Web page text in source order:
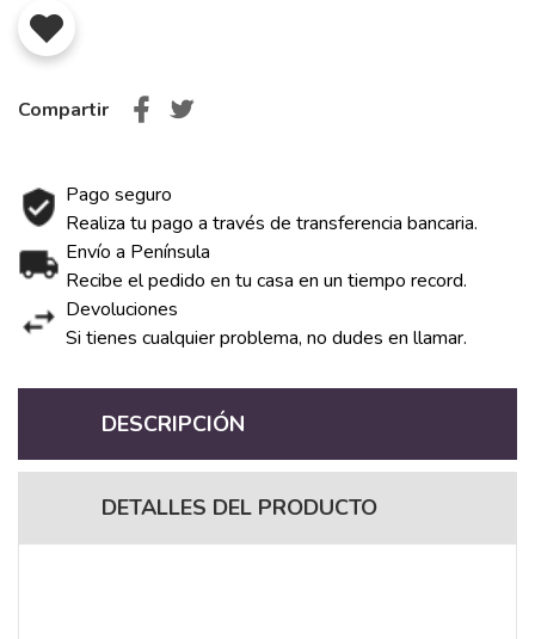
Compartir
Pago seguro
Realiza tu pago a través de transferencia bancaria.
Envío a Península
Recibe el pedido en tu casa en un tiempo record.
Devoluciones
Si tienes cualquier problema, no dudes en llamar.
DESCRIPCIÓN
DETALLES DEL PRODUCTO